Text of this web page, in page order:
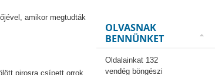
amikor megtudták
pirosra csípett orrok
OLVASNAK
BENNÜNKET
Oldalainkat 132
vendég böngészi